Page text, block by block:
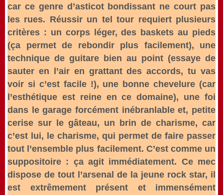
car ce genre d’asticot bondissant ne court pas
les rues. Réussir un tel tour requiert plusieurs
critères : un corps léger, des baskets au pieds
(ça permet de rebondir plus facilement), une
technique de guitare bien au point (essaye de
sauter en l’air en grattant des accords, tu vas
voir si c’est facile !), une bonne chevelure (car
l’esthétique est reine en ce domaine), une foi
dans le garage forcément inébranlable et, petite
cerise sur le gâteau, un brin de charisme, car
c’est lui, le charisme, qui permet de faire passer
tout l’ensemble plus facilement. C’est comme un
suppositoire : ça agit immédiatement. Ce mec
dispose de tout l’arsenal de la jeune rock star, il
est extrêmement présent et immensément